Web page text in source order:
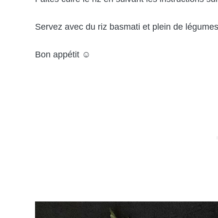
Servez avec du riz basmati et plein de
Bon appétit ☺